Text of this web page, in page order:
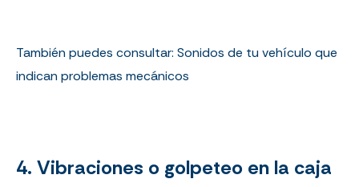
También puedes consultar: Sonidos de tu vehículo que
indican problemas mecánicos
4. Vibraciones o golpeteo en la caja